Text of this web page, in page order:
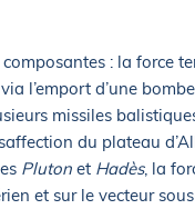
: la force
l’emport d’une
missiles
du plateau
Pluton et Hadès, la
et sur le vecteur